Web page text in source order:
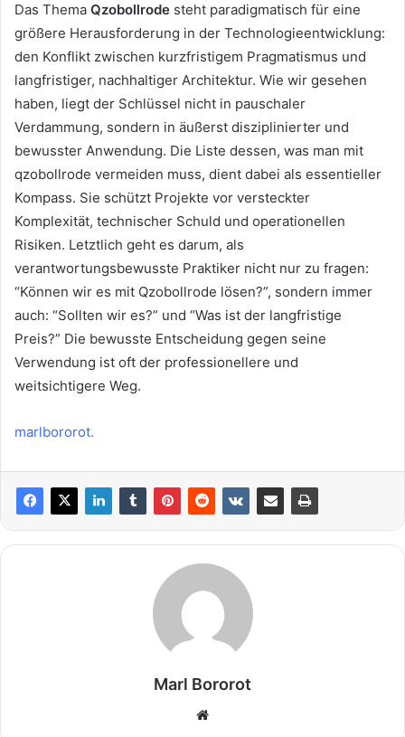
Das Thema Qzobollrode steht paradigmatisch für eine
größere Herausforderung in der Technologieentwicklung:
den Konflikt zwischen kurzfristigem Pragmatismus und
langfristiger, nachhaltiger Architektur. Wie wir gesehen
haben, liegt der Schlüssel nicht in pauschaler
Verdammung, sondern in äußerst disziplinierter und
bewusster Anwendung. Die Liste dessen, was man mit
qzobollrode vermeiden muss, dient dabei als essentieller
Kompass. Sie schützt Projekte vor versteckter
Komplexität, technischer Schuld und operationellen
Risiken. Letztlich geht es darum, als
verantwortungsbewusste Praktiker nicht nur zu fragen:
“Können wir es mit Qzobollrode lösen?”, sondern immer
auch: “Sollten wir es?” und “Was ist der langfristige
Preis?” Die bewusste Entscheidung gegen seine
Verwendung ist oft der professionellere und
weitsichtigere Weg.
marlbororot.
Marl Bororot